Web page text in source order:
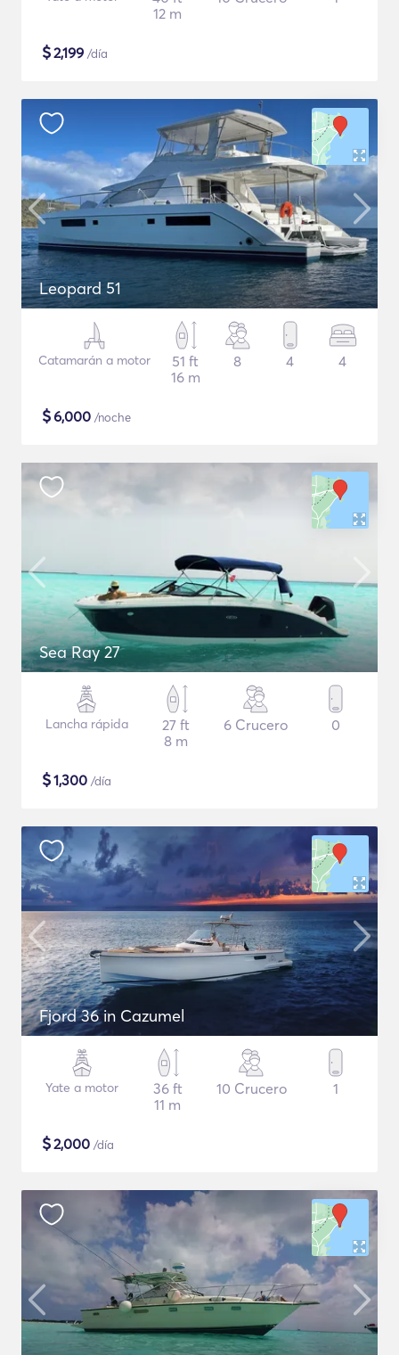
12 m
$2,199 /día
Leopard 51
Catamarán a motor
51 ft
16 m
8 4 4
$6,000 /noche
Sea Ray 27
Lancha rápida
27 ft
8 m
6 Crucero 0
$1,300 /día
Fjord 36 in Cazumel
Yate a motor
36 ft
11 m
10 Crucero 1
$2,000 /día